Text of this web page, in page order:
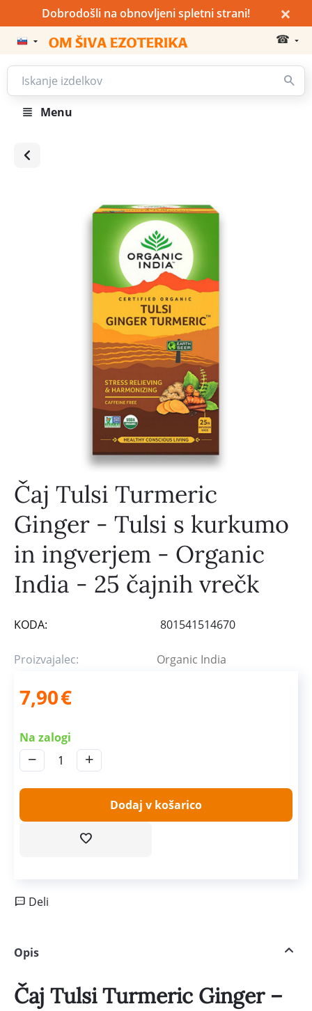
Dobrodošli na obnovljeni spletni strani! ×
☎
Menu
Čaj Tulsi Turmeric
Ginger - Tulsi s kurkumo
in ingverjem - Organic
India - 25 čajnih vrečk
KODA: 801541514670
Proizvajalec: Organic India
7,90€
Na zalogi
+
−
Dodaj v košarico
Deli
Opis
Čaj Tulsi Turmeric Ginger –